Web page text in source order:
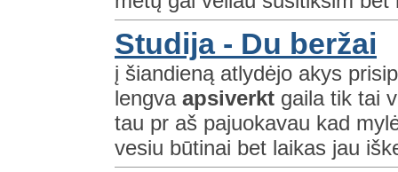
Studija - Du beržai
į šiandieną atlydėjo akys
lengva apsiverkt gaila tik tai
tau pr aš pajuokavau kad
vesiu būtinai bet laikas jau